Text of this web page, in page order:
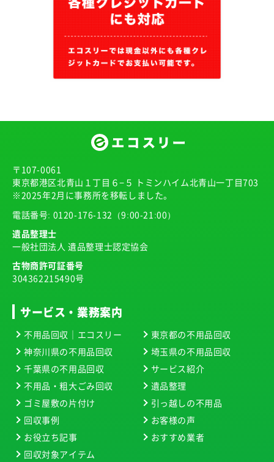
〒107-0061
東京都港区北青山１丁目６−５ トミンハイム北青山一丁目703
※2025年2月に事務所を移転しました。
電話番号: 0120-176-132 （9:00-21:00）
遺品整理士
一般社団法人 遺品整理士認定協会
古物商許可証番号
304362215490号
サービス・業務案内
不用品回収｜エコスリー
東京都の不用品回収
神奈川県の不用品回収
埼玉県の不用品回収
千葉県の不用品回収
サービス紹介
不用品・粗大ごみ回収
遺品整理
ゴミ屋敷の片付け
引っ越しの不用品
回収事例
お客様の声
お役立ち記事
おすすめ業者
回収対象アイテム